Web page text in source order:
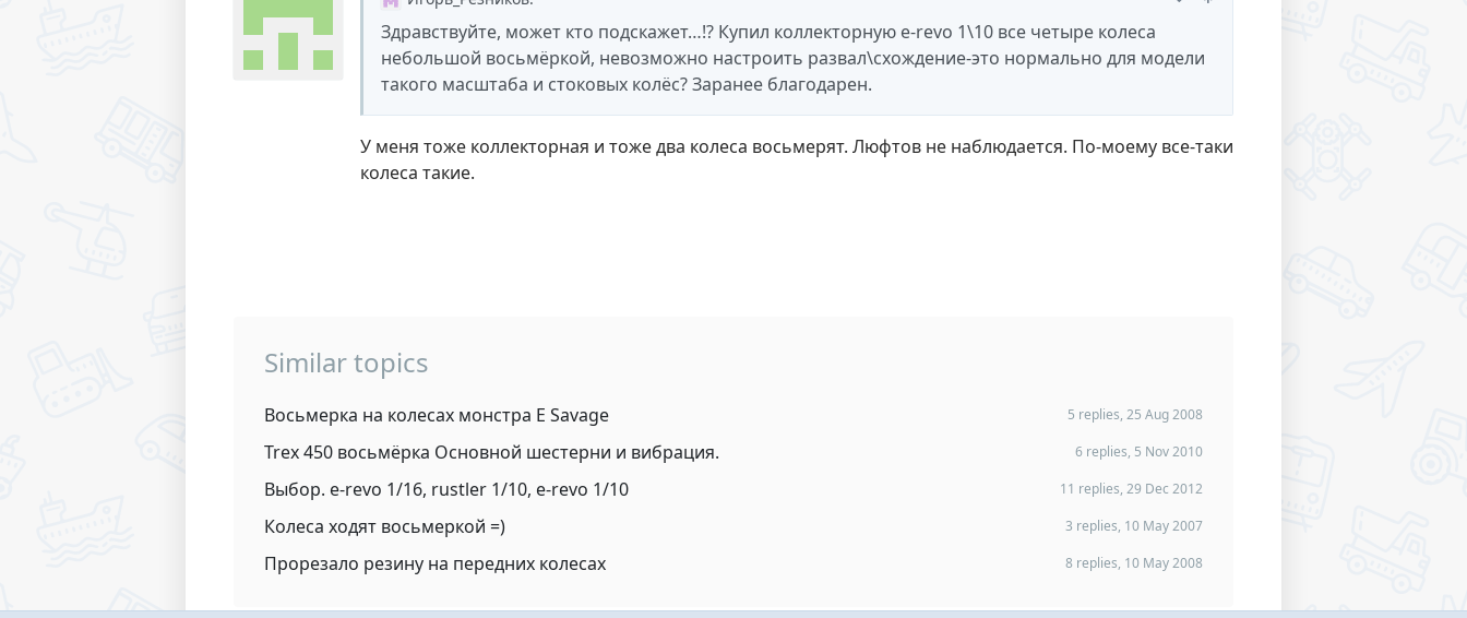
Здравствуйте, может кто подскажет…!? Купил коллекторную e-revo 1\10 все четыре колеса
небольшой восьмёркой, невозможно настроить развал\схождение-это нормально для модели
такого масштаба и стоковых колёс? Заранее благодарен.
У меня тоже коллекторная и тоже два колеса восьмерят. Люфтов не наблюдается. По-моему все-таки
колеса такие.
Similar topics
Восьмерка на колесах монстра E Savage 5 replies, 25 Aug 2008
Trex 450 восьмёрка Основной шестерни и вибрация. 6 replies, 5 Nov 2010
Выбор. e-revo 1/16, rustler 1/10, e-revo 1/10 11 replies, 29 Dec 2012
Колеса ходят восьмеркой =) 3 replies, 10 May 2007
Прорезало резину на передних колесах 8 replies, 10 May 2008